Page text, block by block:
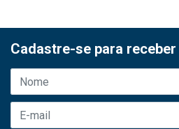
Cadastre-se para